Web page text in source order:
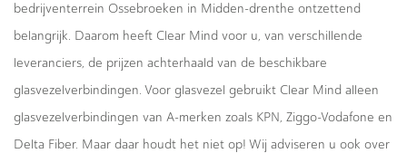
bedrijventerrein Ossebroeken in Midden-drenthe ontzettend
belangrijk. Daarom heeft Clear Mind voor u, van verschillende
leveranciers, de prijzen achterhaald van de beschikbare
glasvezelverbindingen. Voor glasvezel gebruikt Clear Mind alleen
glasvezelverbindingen van A-merken zoals KPN, Ziggo-Vodafone en
Delta Fiber. Maar daar houdt het niet op! Wij adviseren u ook over